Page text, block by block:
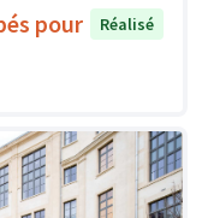
pour
Réalisé